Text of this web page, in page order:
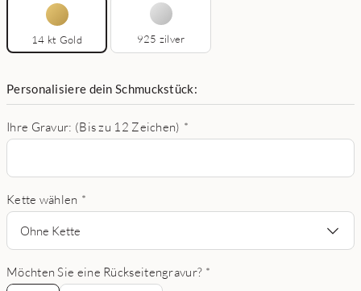
14 kt Gold 925 zilver
Personalisiere dein Schmuckstück:
Ihre Gravur: (Bis zu 12 Zeichen) *
Kette wählen *
Ohne Kette
Möchten Sie eine Rückseitengravur? *
Nein